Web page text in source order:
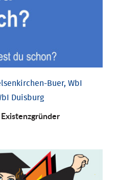
Buer, WbI
Duisburg